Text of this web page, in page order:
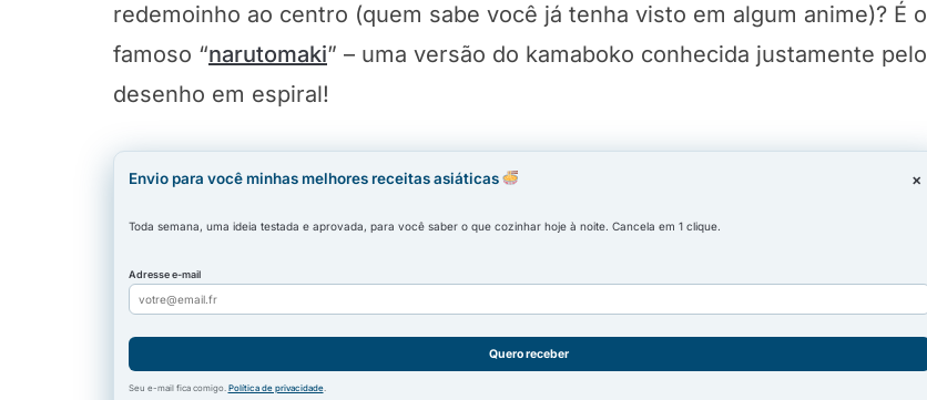
redemoinho ao centro (quem sabe você já tenha visto em algum anime)? É o
famoso “narutomaki” – uma versão do kamaboko conhecida justamente pelo
desenho em espiral!
Envio para você minhas melhores receitas asiáticas
Toda semana, uma ideia testada e aprovada, para você saber o que cozinhar hoje à noite. Cancela em 1 clique.
Adresse e-mail
Quero receber
Seu e-mail fica comigo. Política de privacidade.
×